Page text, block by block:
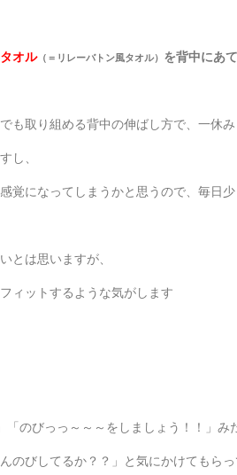
オル（＝リレーバトン風タオル） を背中にあ
も取り組める背中の伸ばし方で、一休
し、
覚になってしまうかと思うので、毎日
とは思いますが、
ィットするような気がします
のびっっ～～～をしましょう！！」み
のびしてるか？？」と気にかけてもらっ